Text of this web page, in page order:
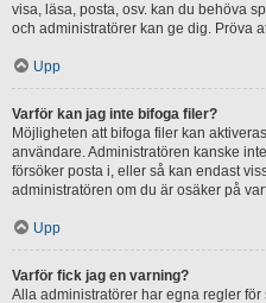
visa, läsa, posta, osv. kan du behöva
och administratörer kan ge dig. Pröva
Upp
Varför kan jag inte bifoga filer?
Möjligheten att bifoga filer kan
användare. Administratören kanske
försöker posta i, eller så kan endast
administratören om du är osäker på
Upp
Varför fick jag en varning?
Alla administratörer har egna regler